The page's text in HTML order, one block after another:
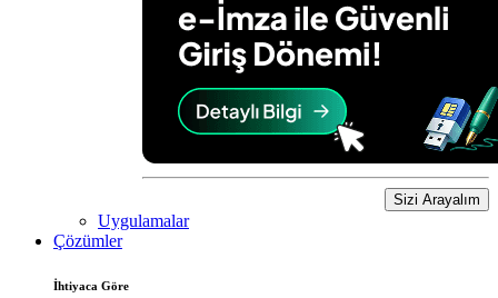
Sizi Arayalım
Uygulamalar
Çözümler
İhtiyaca Göre